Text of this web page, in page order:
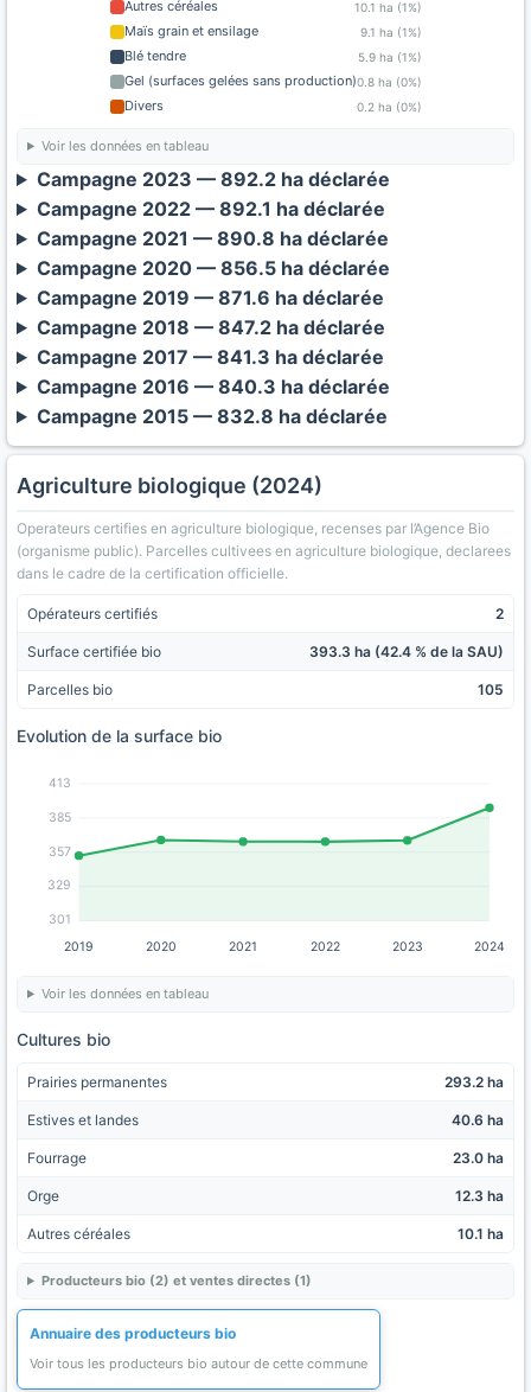
Autres céréales 10.1 ha (1%)
Maïs grain et ensilage 9.1 ha (1%)
Blé tendre 5.9 ha (1%)
Gel (surfaces gelées sans production)0.8 ha (0%)
Divers 0.2 ha (0%)
Voir les données en tableau
Campagne 2023 — 892.2 ha déclarée
Campagne 2022 — 892.1 ha déclarée
Campagne 2021 — 890.8 ha déclarée
Campagne 2020 — 856.5 ha déclarée
Campagne 2019 — 871.6 ha déclarée
Campagne 2018 — 847.2 ha déclarée
Campagne 2017 — 841.3 ha déclarée
Campagne 2016 — 840.3 ha déclarée
Campagne 2015 — 832.8 ha déclarée
Agriculture biologique (2024)
Operateurs certifies en agriculture biologique, recenses par l’Agence Bio
(organisme public). Parcelles cultivees en agriculture biologique, declarees
dans le cadre de la certification officielle.
Opérateurs certifiés 2
Surface certifiée bio 393.3 ha (42.4 % de la SAU)
Parcelles bio 105
Evolution de la surface bio
301
329
357
385
413
2019 2020 2021 2022 2023 2024
Voir les données en tableau
Cultures bio
Prairies permanentes 293.2 ha
Estives et landes 40.6 ha
Fourrage 23.0 ha
Orge 12.3 ha
Autres céréales 10.1 ha
Producteurs bio (2) et ventes directes (1)
Annuaire des producteurs bio
Voir tous les producteurs bio autour de cette commune